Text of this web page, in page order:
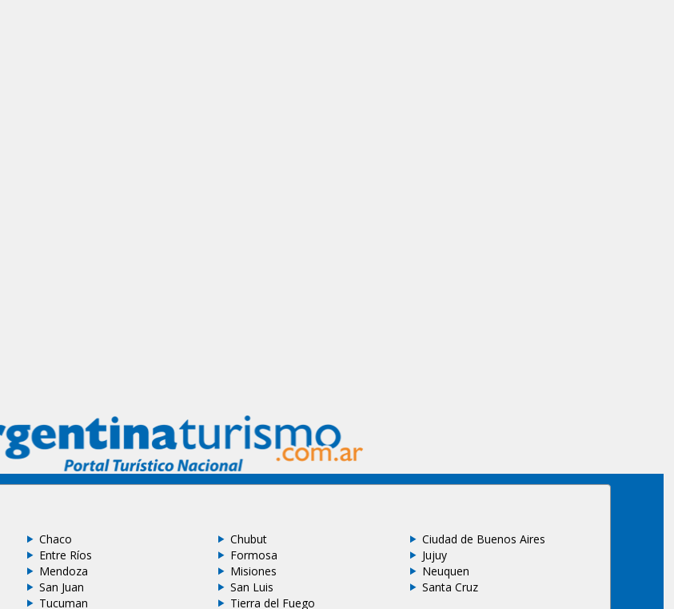
Chaco Chubut
Ciudad de Buenos Aires
Entre Ríos Formosa
Jujuy
Mendoza Misiones
Neuquen
San Juan San Luis
Santa Cruz
Tucuman Tierra del Fuego